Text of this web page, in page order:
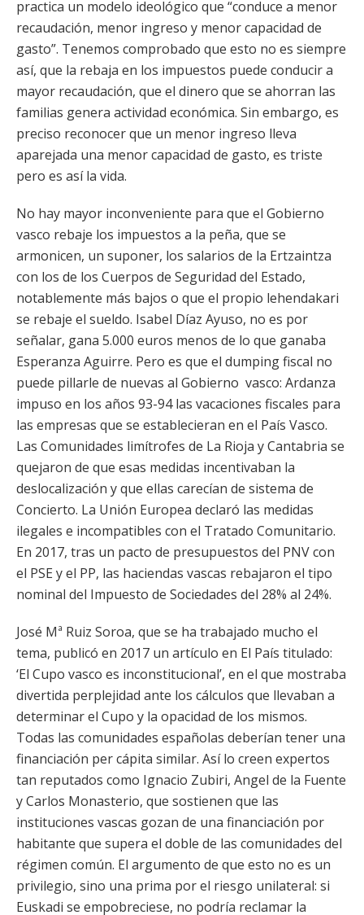
practica un modelo ideológico que “conduce a menor
recaudación, menor ingreso y menor capacidad de
gasto”. Tenemos comprobado que esto no es siempre
así, que la rebaja en los impuestos puede conducir a
mayor recaudación, que el dinero que se ahorran las
familias genera actividad económica. Sin embargo, es
preciso reconocer que un menor ingreso lleva
aparejada una menor capacidad de gasto, es triste
pero es así la vida.
No hay mayor inconveniente para que el Gobierno
vasco rebaje los impuestos a la peña, que se
armonicen, un suponer, los salarios de la Ertzaintza
con los de los Cuerpos de Seguridad del Estado,
notablemente más bajos o que el propio lehendakari
se rebaje el sueldo. Isabel Díaz Ayuso, no es por
señalar, gana 5.000 euros menos de lo que ganaba
Esperanza Aguirre. Pero es que el dumping fiscal no
puede pillarle de nuevas al Gobierno vasco: Ardanza
impuso en los años 93-94 las vacaciones fiscales para
las empresas que se establecieran en el País Vasco.
Las Comunidades limítrofes de La Rioja y Cantabria se
quejaron de que esas medidas incentivaban la
deslocalización y que ellas carecían de sistema de
Concierto. La Unión Europea declaró las medidas
ilegales e incompatibles con el Tratado Comunitario.
En 2017, tras un pacto de presupuestos del PNV con
el PSE y el PP, las haciendas vascas rebajaron el tipo
nominal del Impuesto de Sociedades del 28% al 24%.
José Mª Ruiz Soroa, que se ha trabajado mucho el
tema, publicó en 2017 un artículo en El País titulado:
‘El Cupo vasco es inconstitucional’, en el que mostraba
divertida perplejidad ante los cálculos que llevaban a
determinar el Cupo y la opacidad de los mismos.
Todas las comunidades españolas deberían tener una
financiación per cápita similar. Así lo creen expertos
tan reputados como Ignacio Zubiri, Angel de la Fuente
y Carlos Monasterio, que sostienen que las
instituciones vascas gozan de una financiación por
habitante que supera el doble de las comunidades del
régimen común. El argumento de que esto no es un
privilegio, sino una prima por el riesgo unilateral: si
Euskadi se empobreciese, no podría reclamar la